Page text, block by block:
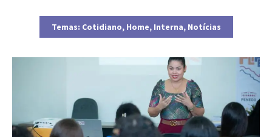
Temas: Cotidiano, Home, Interna, Notícias